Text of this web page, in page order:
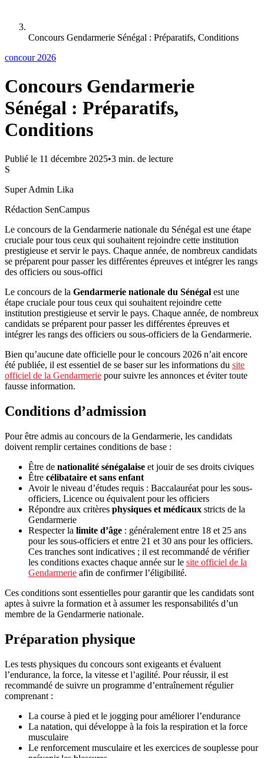
Concours Gendarmerie Sénégal : Préparatifs, Conditions
concour 2026
Concours Gendarmerie
Sénégal : Préparatifs,
Conditions
Publié le 11 décembre 2025•3 min. de lecture
S
Super Admin Lika
Rédaction SenCampus
Le concours de la Gendarmerie nationale du Sénégal est une étape
cruciale pour tous ceux qui souhaitent rejoindre cette institution
prestigieuse et servir le pays. Chaque année, de nombreux candidats
se préparent pour passer les différentes épreuves et intégrer les rangs
des officiers ou sous-offici
Le concours de la Gendarmerie nationale du Sénégal est une
étape cruciale pour tous ceux qui souhaitent rejoindre cette
institution prestigieuse et servir le pays. Chaque année, de nombreux
candidats se préparent pour passer les différentes épreuves et
intégrer les rangs des officiers ou sous-officiers de la Gendarmerie.
Bien qu’aucune date officielle pour le concours 2026 n’ait encore
été publiée, il est essentiel de se baser sur les informations du site
officiel de la Gendarmerie pour suivre les annonces et éviter toute
fausse information.
Conditions d’admission
Pour être admis au concours de la Gendarmerie, les candidats
doivent remplir certaines conditions de base :
Être de nationalité sénégalaise et jouir de ses droits civiques
Être célibataire et sans enfant
Avoir le niveau d’études requis : Baccalauréat pour les sous-
officiers, Licence ou équivalent pour les officiers
Répondre aux critères physiques et médicaux stricts de la
Gendarmerie
Respecter la limite d’âge : généralement entre 18 et 25 ans
pour les sous-officiers et entre 21 et 30 ans pour les officiers.
Ces tranches sont indicatives ; il est recommandé de vérifier
les conditions exactes chaque année sur le site officiel de la
Gendarmerie afin de confirmer l’éligibilité.
Ces conditions sont essentielles pour garantir que les candidats sont
aptes à suivre la formation et à assumer les responsabilités d’un
membre de la Gendarmerie nationale.
Préparation physique
Les tests physiques du concours sont exigeants et évaluent
l’endurance, la force, la vitesse et l’agilité. Pour réussir, il est
recommandé de suivre un programme d’entraînement régulier
comprenant :
La course à pied et le jogging pour améliorer l’endurance
La natation, qui développe à la fois la respiration et la force
musculaire
Le renforcement musculaire et les exercices de souplesse pour